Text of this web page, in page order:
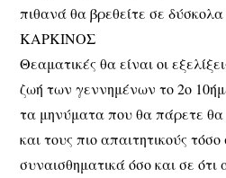
πιθανά θα βρεθείτε σε
ΚΑΡΚΙΝΟΣ
Θεαματικές θα είναι οι
ζωή των γεννημένων το 2ο
τα μηνύματα που θα πάρετε θα
και τους πιο απαιτητικούς
συναισθηματικά όσο και σε